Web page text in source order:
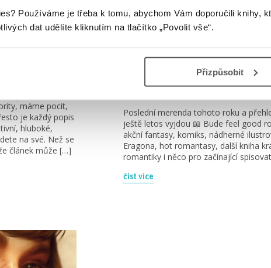
Používáme je třeba k tomu, abychom Vám doporučili knihy,
dat udělíte kliknutím na tlačítko „Povolit vše“.
Přizpůsobit
knihách
v knihách.
máme pocit,
je každý popis
hluboké,
na své. Než se
článek může […]
6. 11. 2023
Listopadová online
2023
Poslední merenda tohoto roku a
ještě letos vyjdou 📖 Bude feel good
akční fantasy, komiks, nádherné
Eragona, hot romantasy, další kniha
romantiky i něco pro začínající
číst více